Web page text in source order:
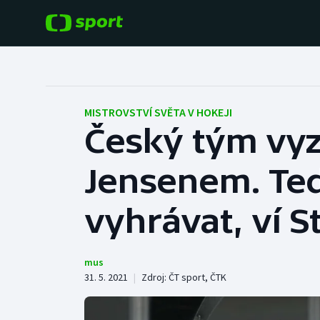
Hokej
Tenis
Cyklistika
Baseball a softbal
Basketbal
Biatlon
MISTROVSTVÍ SVĚTA V HOKEJI
Český tým
Jensenem.
vyhrávat, ví
mus
31. 5. 2021 | Zdroj: ČT sport, ČTK